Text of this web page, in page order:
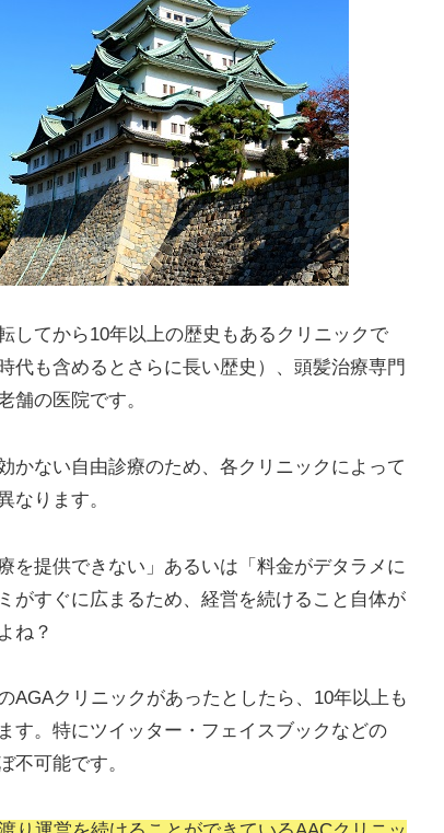
してから10年以上の歴史もあるクリニックで
代も含めるとさらに長い歴史）、頭髪治療専門
舗の医院です。
かない自由診療のため、各クリニックによって
なります。
を提供できない」あるいは「料金がデタラメに
がすぐに広まるため、経営を続けること自体が
ね？
AGAクリニックがあったとしたら、10年以上も
す。特にツイッター・フェイスブックなどの
不可能です。